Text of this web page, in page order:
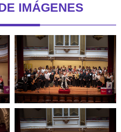
IMÁGENES